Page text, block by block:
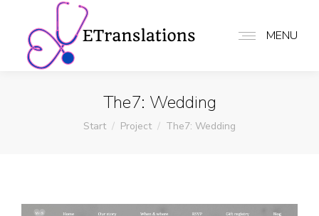
MENU
The7: Wedding
Sie befinden sich hier:
Start Project The7: Wedding